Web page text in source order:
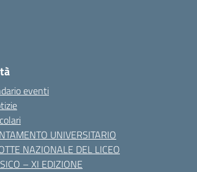
eventi
UNIVERSITARIO
NAZIONALE DEL LICEO
– XI EDIZIONE